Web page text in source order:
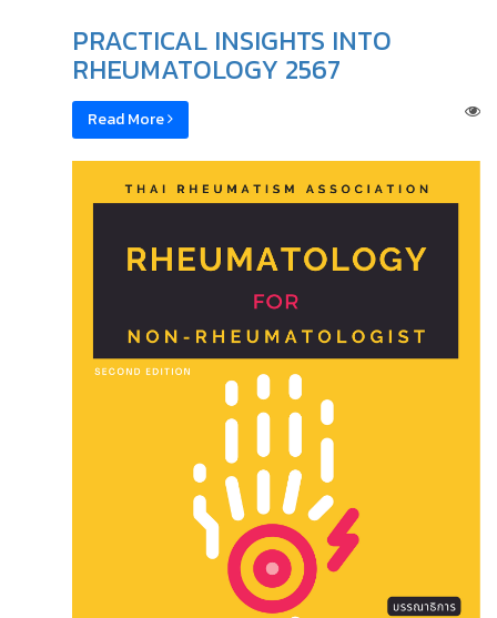
PRACTICAL INSIGHTS INTO
RHEUMATOLOGY 2567
Read More